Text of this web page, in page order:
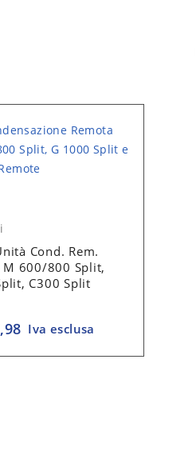
Cond. Rem.
M 600/800 Split,
C300 Split
Iva esclusa